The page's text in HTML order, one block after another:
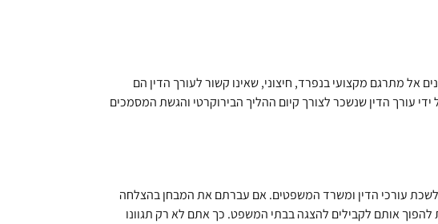
אל מתרגם מקצועי בנפרד, חיצוני, שאינו קשור לעורך הדין הם
עורך הדין שנשכר לצורך קיום ההליך הבירוקרטי והגשת המסמכים
עורכי הדין ומשרד המשפטים. אם עברתם את המבחן בהצלחה
אותם לקבילים להצגה בבתי המשפט. כך אתם לא רק תגוונו